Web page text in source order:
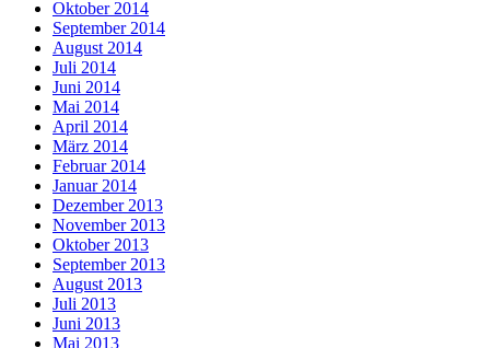
Oktober 2014
September 2014
August 2014
Juli 2014
Juni 2014
Mai 2014
April 2014
März 2014
Februar 2014
Januar 2014
Dezember 2013
November 2013
Oktober 2013
September 2013
August 2013
Juli 2013
Juni 2013
Mai 2013